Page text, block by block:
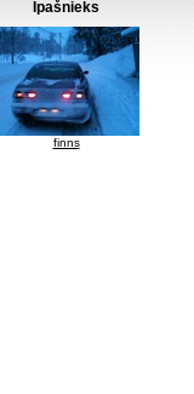
Īpašnieks
finns